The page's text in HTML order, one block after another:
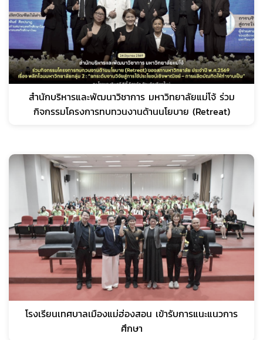
สำนักบริหารและพัฒนาวิชาการ มหาวิทยาลัยแม่โจ้ ร่วม
กิจกรรมโครงการทบทวนงานด้านนโยบาย (Retreat)
โรงเรียนเทศบาลเมืองแม่ฮ่องสอน เข้ารับการแนะแนวการ
ศึกษา